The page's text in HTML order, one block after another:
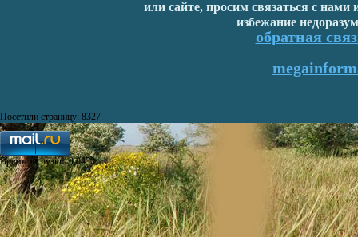
или сайте, просим связаться с
избежание
обратная
Посетили страницу: 8327
Время загрузки: 0,0450